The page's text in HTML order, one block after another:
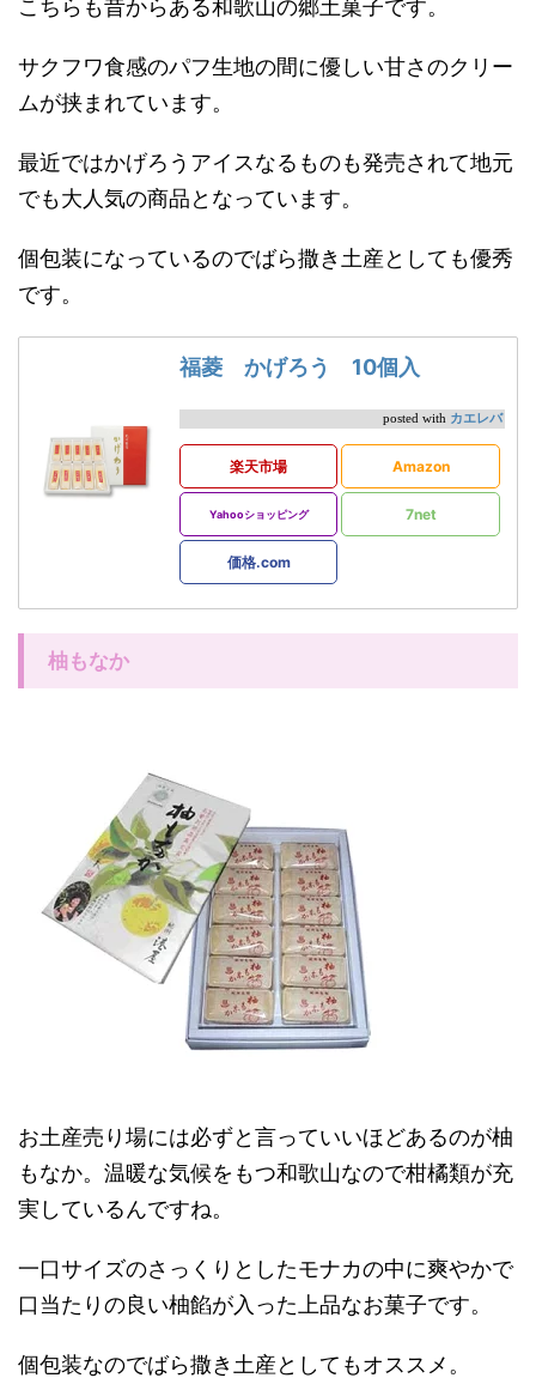
こちらも昔からある和歌山の郷土菓子です。
サクフワ食感のパフ生地の間に優しい甘さのクリー
ムが挟まれています。
最近ではかげろうアイスなるものも発売されて地元
でも大人気の商品となっています。
個包装になっているのでばら撒き土産としても優秀
です。
福菱 かげろう 10個入
posted with カエレバ
楽天市場 Amazon
Yahooショッピング 7net
価格.com
柚もなか
お土産売り場には必ずと言っていいほどあるのが柚
もなか。温暖な気候をもつ和歌山なので柑橘類が充
実しているんですね。
一口サイズのさっくりとしたモナカの中に爽やかで
口当たりの良い柚餡が入った上品なお菓子です。
個包装なのでばら撒き土産としてもオススメ。